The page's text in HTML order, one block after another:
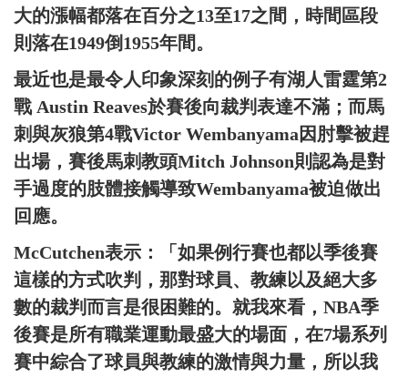
大的漲幅都落在百分之13至17之間，時間區段
則落在1949倒1955年間。
最近也是最令人印象深刻的例子有湖人雷霆第2
戰 Austin Reaves於賽後向裁判表達不滿；而馬
刺與灰狼第4戰Victor Wembanyama因肘擊被趕
出場，賽後馬刺教頭Mitch Johnson則認為是對
手過度的肢體接觸導致Wembanyama被迫做出
回應。
McCutchen表示：「如果例行賽也都以季後賽
這樣的方式吹判，那對球員、教練以及絕大多
數的裁判而言是很困難的。就我來看，NBA季
後賽是所有職業運動最盛大的場面，在7場系列
賽中綜合了球員與教練的激情與力量，所以我